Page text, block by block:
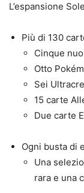
L’espansione
Più di 130
Cinque
Otto
Sei
15 carte
Due carte
Ogni busta di
Una
rara e una